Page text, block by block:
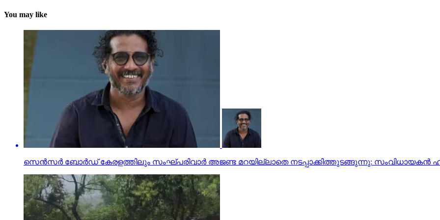
You may like
സെന്‍സര്‍ ബോര്‍ഡ് കേരളത്തിലും സംഘ്പരിവാര്‍ അജണ്ട മറയില്ലാതെ നടപ്പാക്കിത്തുടങ്ങുന്നു: സംവിധായകന്‍